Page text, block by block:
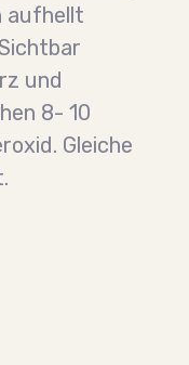
aufhellt
und
8- 10
Gleiche